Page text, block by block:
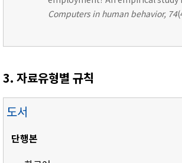
Computers in human behavior, 74
3. 자료유형별 규칙
도서
단행본